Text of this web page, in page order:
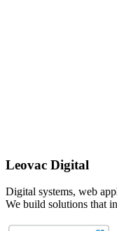
Leovac Digital
Digital systems, web
We build solutions that